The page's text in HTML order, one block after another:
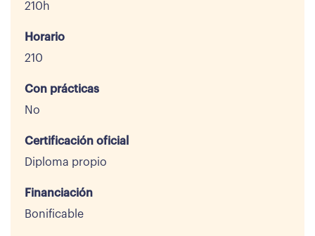
210h
Horario
210
Con prácticas
No
Certificación oficial
Diploma propio
Financiación
Bonificable